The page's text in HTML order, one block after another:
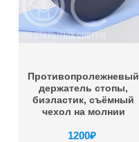
Противопролежневый
держатель стопы,
биэластик, съёмный
чехол на молнии
1200₽